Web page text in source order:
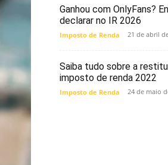
Ganhou com OnlyFans?
declarar no IR 2026
Imposto de Renda 21 de abril
Saiba tudo sobre a
imposto de renda 2022
Imposto de Renda 24 de maio